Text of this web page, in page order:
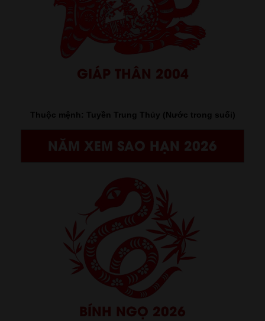
GIÁP THÂN 2004
Thuộc mệnh: Tuyền Trung Thủy (Nước trong suối)
NĂM XEM SAO HẠN 2026
BÍNH NGỌ 2026